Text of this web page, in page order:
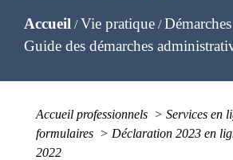
Accueil /Vie pratique /
Guide des démarches
Accueil professionnels > Services en
formulaires > Déclaration 2023 en
2022